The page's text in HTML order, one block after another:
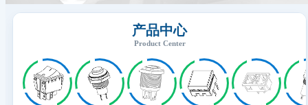
产品中心
Product Center